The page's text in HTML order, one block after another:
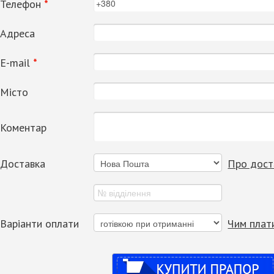
Телефон *
Адреса
Е-mail *
Місто
Коментар
Доставка Про
Варіанти оплати Чим
Купити